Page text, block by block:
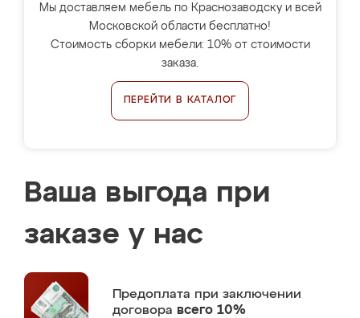
Мы доставляем мебель по Краснозаводску и всей
Московской области бесплатно!
Стоимость сборки мебели: 10% от стоимости
заказа.
ПЕРЕЙТИ В КАТАЛОГ
Ваша выгода при
заказе у нас
Предоплата при заключении
договора всего 10%